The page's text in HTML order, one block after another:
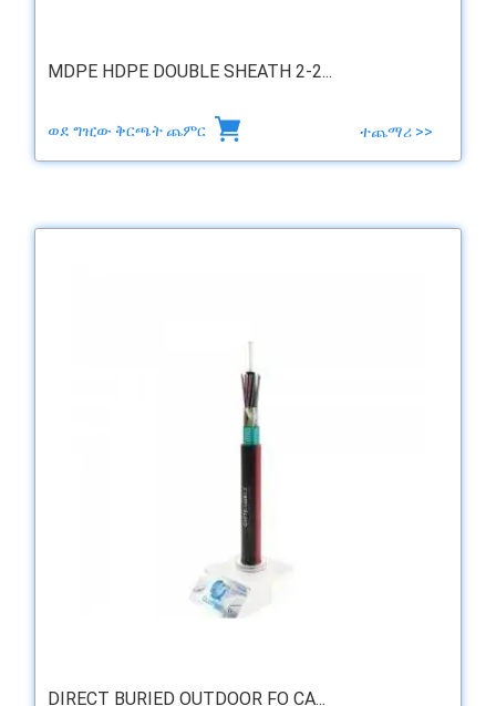
MDPE HDPE DOUBLE SHEATH 2-2...
ወደ ግዢው ቅርጫት ጨምር ተጨማሪ >>
DIRECT BURIED OUTDOOR FO CA...